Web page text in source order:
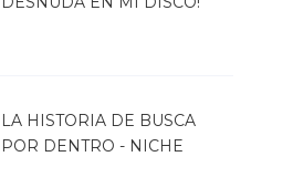
LA HISTORIA DE BUSCA
POR DENTRO - NICHE